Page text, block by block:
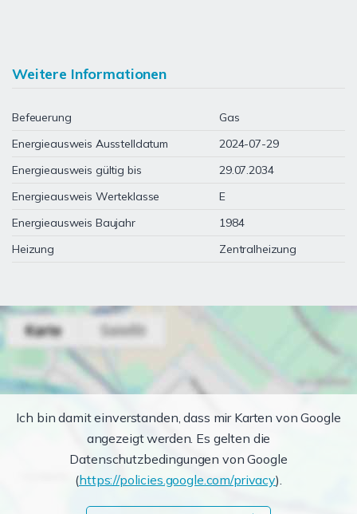
Weitere Informationen
Befeuerung
Gas
Energieausweis Ausstelldatum
2024-07-29
Energieausweis gültig bis
29.07.2034
Energieausweis Werteklasse
E
Energieausweis Baujahr
1984
Heizung
Zentralheizung
Ich bin damit einverstanden, dass mir Karten von Google
angezeigt werden. Es gelten die
Datenschutzbedingungen von Google
(https://policies.google.com/privacy).